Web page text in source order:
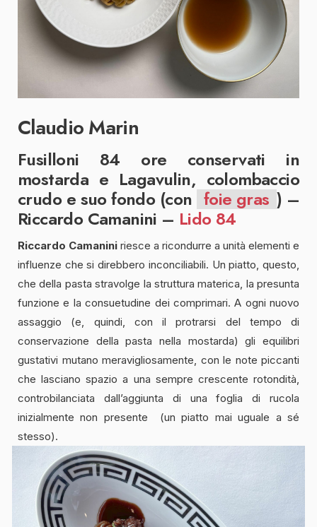
Claudio Marin
Fusilloni 84 ore conservati in
mostarda e Lagavulin, colombaccio
crudo e suo fondo (con foie gras ) –
Riccardo Camanini – Lido 84
Riccardo Camanini riesce a ricondurre a unità elementi e
influenze che si direbbero inconciliabili. Un piatto, questo,
che della pasta stravolge la struttura materica, la presunta
funzione e la consuetudine dei comprimari. A ogni nuovo
assaggio (e, quindi, con il protrarsi del tempo di
conservazione della pasta nella mostarda) gli equilibri
gustativi mutano meravigliosamente, con le note piccanti
che lasciano spazio a una sempre crescente rotondità,
controbilanciata dall’aggiunta di una foglia di rucola
inizialmente non presente (un piatto mai uguale a sé
stesso).